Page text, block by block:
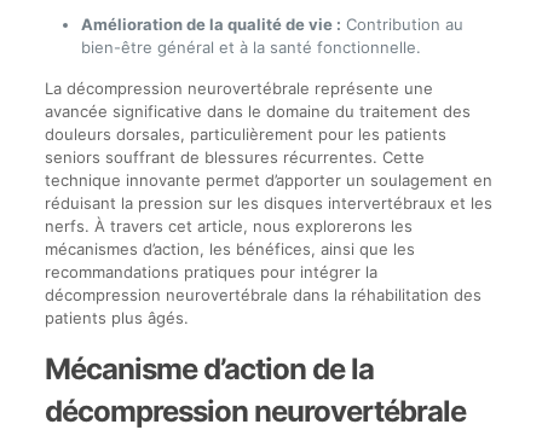
Amélioration de la qualité de vie : Contribution au
bien-être général et à la santé fonctionnelle.
La décompression neurovertébrale représente une
avancée significative dans le domaine du traitement des
douleurs dorsales, particulièrement pour les patients
seniors souffrant de blessures récurrentes. Cette
technique innovante permet d’apporter un soulagement en
réduisant la pression sur les disques intervertébraux et les
nerfs. À travers cet article, nous explorerons les
mécanismes d’action, les bénéfices, ainsi que les
recommandations pratiques pour intégrer la
décompression neurovertébrale dans la réhabilitation des
patients plus âgés.
Mécanisme d’action de la
décompression neurovertébrale